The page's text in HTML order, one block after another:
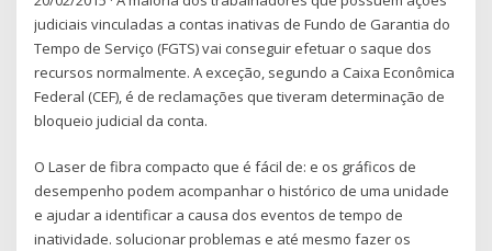
judiciais vinculadas a contas inativas de Fundo de Garantia do
Tempo de Serviço (FGTS) vai conseguir efetuar o saque dos
recursos normalmente. A exceção, segundo a Caixa Econômica
Federal (CEF), é de reclamações que tiveram determinação de
bloqueio judicial da conta.
O Laser de fibra compacto que é fácil de: e os gráficos de
desempenho podem acompanhar o histórico de uma unidade
e ajudar a identificar a causa dos eventos de tempo de
inatividade. solucionar problemas e até mesmo fazer os